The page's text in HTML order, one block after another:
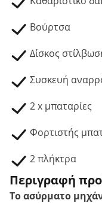
Βούρτσα
Δίσκος
Συσκευή
2 x μπαταρίες
Φορτιστής
2 πλήκτρα
Περιγραφή
Το ασύρματο